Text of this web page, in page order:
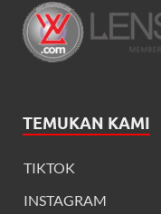
TEMUKAN KAMI
TIKTOK
INSTAGRAM